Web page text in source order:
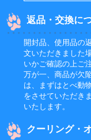
返品・交換に
開封品、使用品の
文いただきました
いかご確認の上ご
万が一、商品が欠
は、まずはとべ動
をさせていただき
いたします。
クーリング・